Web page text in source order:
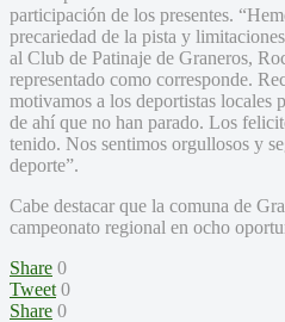
participación de los presentes.
precariedad de la pista y
al Club de Patinaje de Graneros,
representado como corresponde.
motivamos a los deportistas locales
de ahí que no han parado. Los
tenido. Nos sentimos orgullosos y
deporte”.
Cabe destacar que la comuna de
campeonato regional en ocho
Share 0
Tweet 0
Share 0